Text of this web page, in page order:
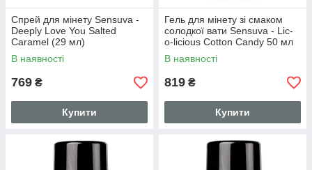
Спрей для мінету Sensuva -
Deeply Love You Salted
Caramel (29 мл)
В наявності
769 ₴
Купити
Гель для мінету зі смаком
солодкої вати Sensuva - Lic-
o-licious Cotton Candy 50 мл
(SO3198)
В наявності
819 ₴
Купити